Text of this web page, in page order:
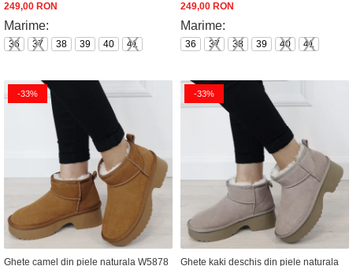
249,00 RON
Marime:
36 37 38 39 40 41
249,00 RON
Marime:
36 37 38 39 40 41
-33%
Ghete camel din piele naturala W5878
-33%
Ghete kaki deschis din piele naturala